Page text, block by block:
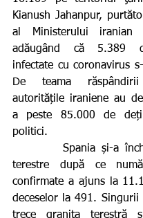
Kianush Jahanpur,
al Ministerului iranian
adăugând că 5.389
infectate cu coronavirus
De teama răspândirii
autoritățile iraniene au
a peste 85.000 de
politici.
terestre după ce
confirmate a ajuns la
deceselor la 491. Singurii
trece granița terestră